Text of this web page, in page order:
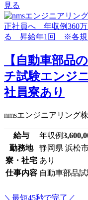
見る
【自動車部品
チ試験エンジ
社員寮あり
nmsエンジニアリング
給与 年収例
勤務地
静岡県 浜松
寮・社宅 あり
仕事内容 自動車部品
＼最短45秒で完了／